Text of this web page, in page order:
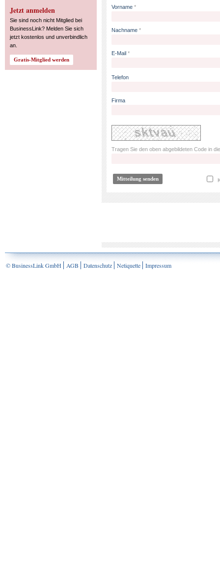
Jetzt anmelden
Sie sind noch nicht Mitglied bei
BusinessLink? Melden Sie sich
jetzt kostenlos und unverbindlich
an.
Vorname *
Nachname *
E-Mail *
Telefon
Firma
Tragen Sie den oben abgebildeten Code in
© BusinessLink GmbH AGB Datenschutz Netiquette Impressum